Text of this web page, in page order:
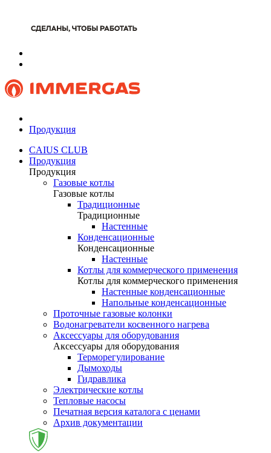
Продукция
CAIUS CLUB
Продукция
Продукция
Газовые котлы
Газовые котлы
Традиционные
Традиционные
Настенные
Конденсационные
Конденсационные
Настенные
Котлы для коммерческого применения
Котлы для коммерческого применения
Настенные конденсационные
Напольные конденсационные
Проточные газовые колонки
Водонагреватели косвенного нагрева
Аксессуары для оборудования
Аксессуары для оборудования
Терморегулирование
Дымоходы
Гидравлика
Электрические котлы
Тепловые насосы
Печатная версия каталога с ценами
Архив документации